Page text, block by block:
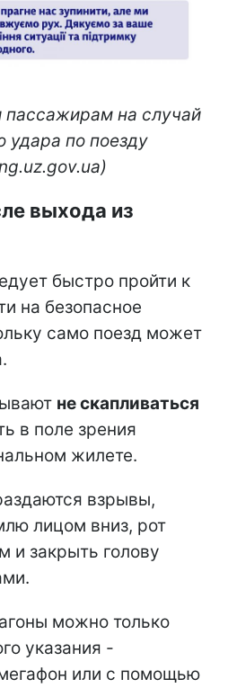
пассажирам на случай
удара по поезду
выхода из
быстро пройти к
на безопасное
само поезд может
не скапливаться
в поле зрения
жилете.
взрывы,
лицом вниз, рот
и закрыть голову
можно только
указания -
или с помощью